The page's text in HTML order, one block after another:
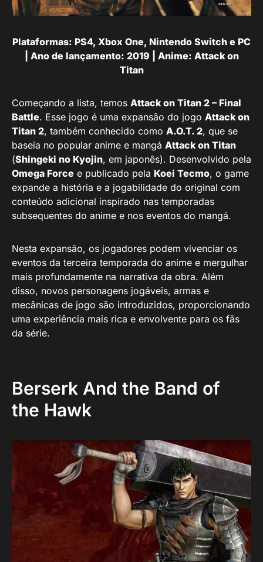
Plataformas: PS4, Xbox One, Nintendo Switch e PC
| Ano de lançamento: 2019 | Anime: Attack on
Titan
Começando a lista, temos Attack on Titan 2 – Final
Battle. Esse jogo é uma expansão do jogo Attack on
Titan 2, também conhecido como A.O.T. 2, que se
baseia no popular anime e mangá Attack on Titan
(Shingeki no Kyojin, em japonês). Desenvolvido pela
Omega Force e publicado pela Koei Tecmo, o game
expande a história e a jogabilidade do original com
conteúdo adicional inspirado nas temporadas
subsequentes do anime e nos eventos do mangá.
Nesta expansão, os jogadores podem vivenciar os
eventos da terceira temporada do anime e mergulhar
mais profundamente na narrativa da obra. Além
disso, novos personagens jogáveis, armas e
mecânicas de jogo são introduzidos, proporcionando
uma experiência mais rica e envolvente para os fãs
da série.
Berserk And the Band of
the Hawk